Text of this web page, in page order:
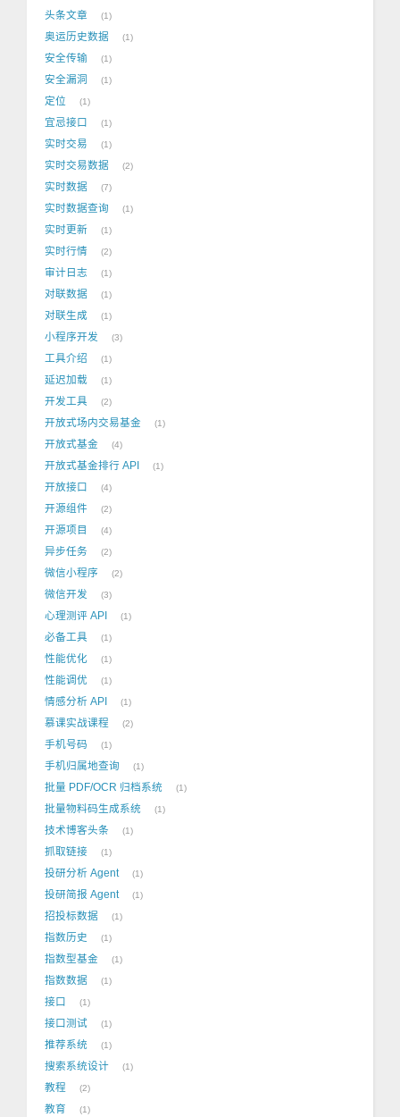
头条文章 1
奥运历史数据 1
安全传输 1
安全漏洞 1
定位 1
宜忌接口 1
实时交易 1
实时交易数据 2
实时数据 7
实时数据查询 1
实时更新 1
实时行情 2
审计日志 1
对联数据 1
对联生成 1
小程序开发 3
工具介绍 1
延迟加载 1
开发工具 2
开放式场内交易基金 1
开放式基金 4
开放式基金排行 API 1
开放接口 4
开源组件 2
开源项目 4
异步任务 2
微信小程序 2
微信开发 3
心理测评 API 1
必备工具 1
性能优化 1
性能调优 1
情感分析 API 1
慕课实战课程 2
手机号码 1
手机归属地查询 1
批量 PDF/OCR 归档系统 1
批量物料码生成系统 1
技术博客头条 1
抓取链接 1
投研分析 Agent 1
投研简报 Agent 1
招投标数据 1
指数历史 1
指数型基金 1
指数数据 1
接口 1
接口测试 1
推荐系统 1
搜索系统设计 1
教程 2
教育 1